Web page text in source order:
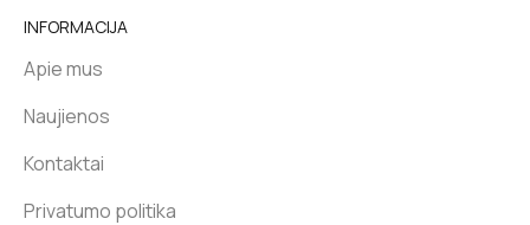
INFORMACIJA
Apie mus
Naujienos
Kontaktai
Privatumo politika